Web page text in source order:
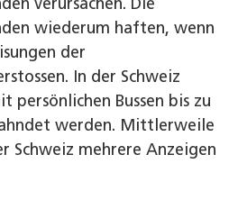
wiederum haften, wenn
der
In der Schweiz
persönlichen Bussen bis zu
werden. Mittlerweile
Schweiz mehrere Anzeigen